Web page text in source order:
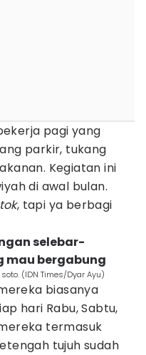
pagi yang
parkir, tukang
Kegiatan ini
di awal bulan.
, tapi ya berbagi
selebar-
mau bergabung
(IDN Times/Dyar Ayu)
biasanya
hari Rabu, Sabtu,
termasuk
tujuh sudah